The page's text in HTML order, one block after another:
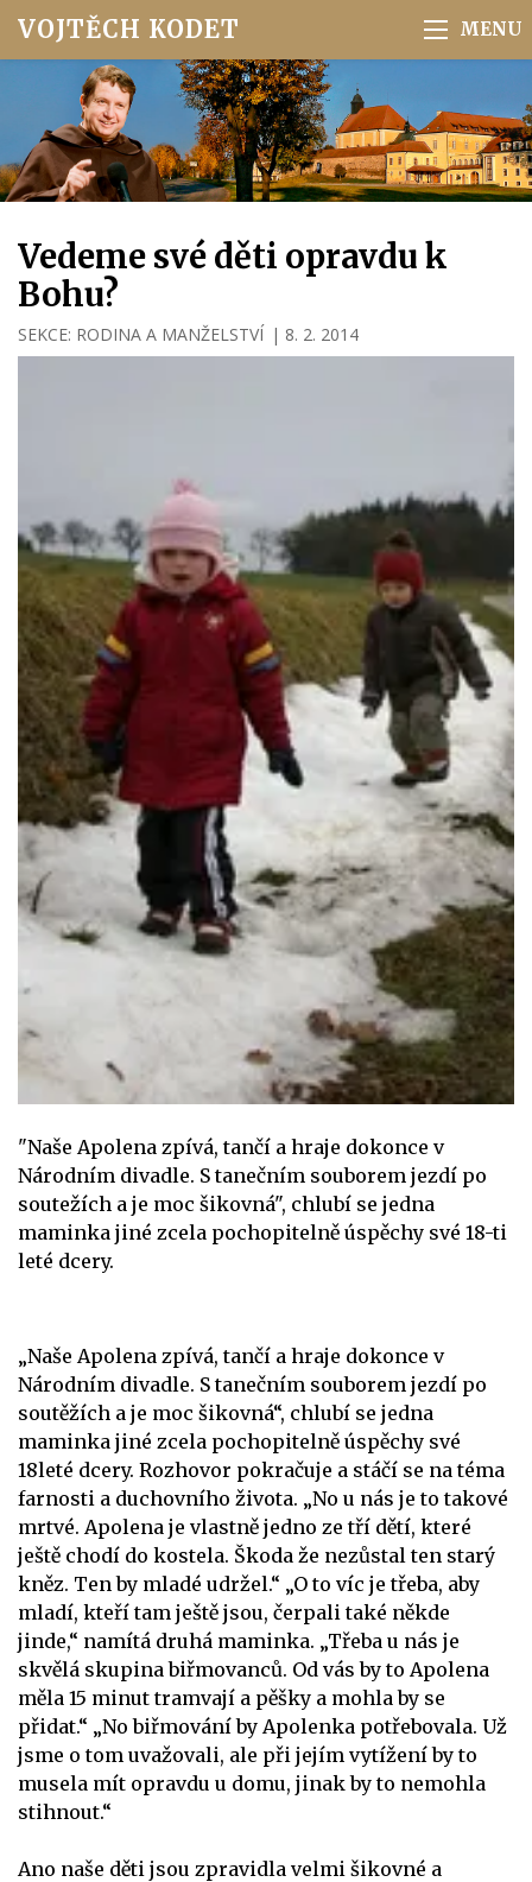
VOJTĚCH KODET
Vedeme své děti opravdu k
Bohu?
SEKCE: RODINA A MANŽELSTVÍ | 8. 2. 2014
"Naše Apolena zpívá, tančí a hraje dokonce v
Národním divadle. S tanečním souborem jezdí po
soutežích a je moc šikovná", chlubí se jedna
maminka jiné zcela pochopitelně úspěchy své 18-ti
leté dcery.
„Naše Apolena zpívá, tančí a hraje dokonce v
Národním divadle. S tanečním souborem jezdí po
soutěžích a je moc šikovná“, chlubí se jedna
maminka jiné zcela pochopitelně úspěchy své
18leté dcery. Rozhovor pokračuje a stáčí se na téma
farnosti a duchovního života. „No u nás je to takové
mrtvé. Apolena je vlastně jedno ze tří dětí, které
ještě chodí do kostela. Škoda že nezůstal ten starý
kněz. Ten by mladé udržel.“ „O to víc je třeba, aby
mladí, kteří tam ještě jsou, čerpali také někde
jinde,“ namítá druhá maminka. „Třeba u nás je
skvělá skupina biřmovanců. Od vás by to Apolena
měla 15 minut tramvají a pěšky a mohla by se
přidat.“ „No biřmování by Apolenka potřebovala. Už
jsme o tom uvažovali, ale při jejím vytížení by to
musela mít opravdu u domu, jinak by to nemohla
stihnout.“
Ano naše děti jsou zpravidla velmi šikovné a